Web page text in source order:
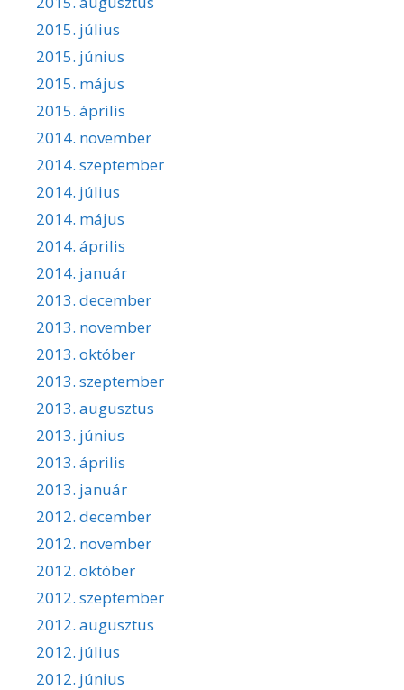
2015. július
2015. június
2015. május
2015. április
2014. november
2014. szeptember
2014. július
2014. május
2014. április
2014. január
2013. december
2013. november
2013. október
2013. szeptember
2013. augusztus
2013. június
2013. április
2013. január
2012. december
2012. november
2012. október
2012. szeptember
2012. augusztus
2012. július
2012. június